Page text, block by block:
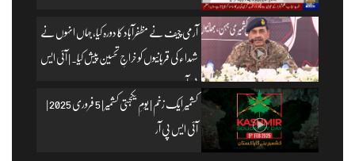
آرمی چیف نے مظفرآباد کا دورہ کیا، جہاں انہوں نے
شہداء کی قربانیوں کو خراجِ تحسین پیش کیا۔ | آئی ایس
پی آر
کشمیر ایک زخم | یومِ یکجہتی کشمیر | 5 فروری 2025 |
آئی ایس پی آر